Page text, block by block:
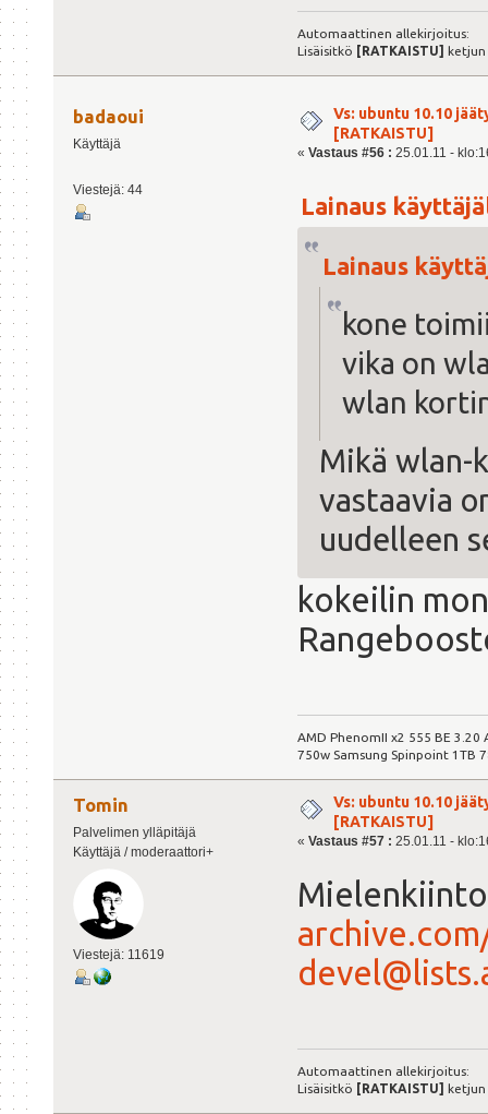
Automaattinen allekirjoitus:
Lisäisitkö [RATKAISTU] ketjun
badaoui
Käyttäjä
Viestejä: 44
Vs: ubuntu 10.10
[RATKAISTU]
« Vastaus #56 : 25.01.11 -
Lainaus
Lainaus
kone
vika on
wlan
Mikä wlan-
vastaavia
uudelleen
kokeilin
AMD PhenomII x2 555 BE 3.20
750w Samsung Spinpoint 1TB
Tomin
Palvelimen ylläpitäjä
Käyttäjä / moderaattori+
Viestejä: 11619
Vs: ubuntu 10.10
[RATKAISTU]
« Vastaus #57 : 25.01.11 -
Automaattinen allekirjoitus:
Lisäisitkö [RATKAISTU]